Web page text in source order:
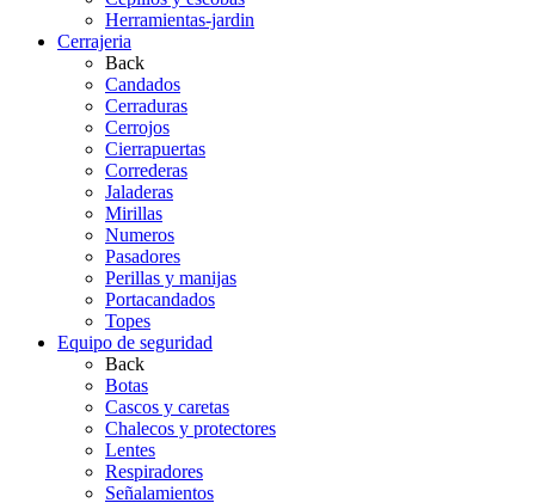
Herramientas-jardin
Cerrajeria
Back
Candados
Cerraduras
Cerrojos
Cierrapuertas
Correderas
Jaladeras
Mirillas
Numeros
Pasadores
Perillas y manijas
Portacandados
Topes
Equipo de seguridad
Back
Botas
Cascos y caretas
Chalecos y protectores
Lentes
Respiradores
Señalamientos